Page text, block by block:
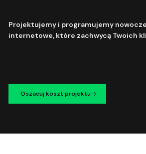
Projektujemy i programujemy
internetowe, które zachwycą Twoich
Oszacuj koszt projektu